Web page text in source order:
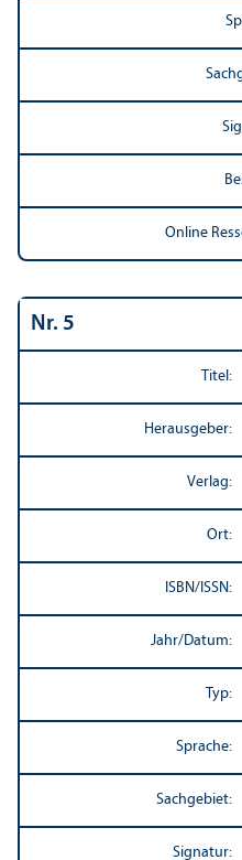
Online
Nr. 5
Titel:
Herausgeber:
Verlag:
Ort:
ISBN/ ISSN:
Jahr/Datum:
Typ:
Sprache:
Sachgebiet:
Signatur: